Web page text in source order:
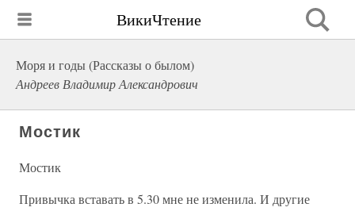
ВикиЧтение
Моря и годы (Рассказы о былом)
Андреев Владимир Александрович
Мостик
Мостик
Привычка вставать в 5.30 мне не изменила. И другие